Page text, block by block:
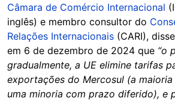
Câmara de Comércio Internacional
inglês) e membro consultor do
Relações Internacionais (CARI),
em 6 de dezembro de 2024 que “o
gradualmente, a UE elimine tarifas
exportações do Mercosul (a
uma minoria com prazo diferido), e